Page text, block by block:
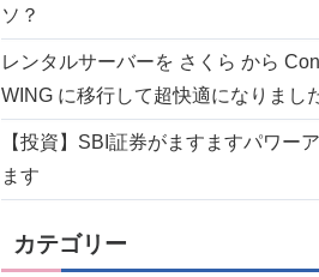
ソ？
レンタルサーバーを さくら から
WING に移行して超快適になりまし
【投資】SBI証券がますますパワー
ます
カテゴリー